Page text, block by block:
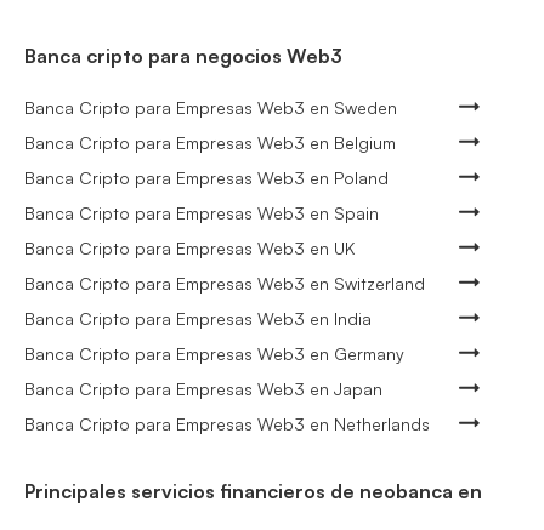
Banca cripto para negocios Web3
Banca Cripto para Empresas Web3 en Sweden
Banca Cripto para Empresas Web3 en Belgium
Banca Cripto para Empresas Web3 en Poland
Banca Cripto para Empresas Web3 en Spain
Banca Cripto para Empresas Web3 en UK
Banca Cripto para Empresas Web3 en Switzerland
Banca Cripto para Empresas Web3 en India
Banca Cripto para Empresas Web3 en Germany
Banca Cripto para Empresas Web3 en Japan
Banca Cripto para Empresas Web3 en Netherlands
Principales servicios financieros de neobanca en